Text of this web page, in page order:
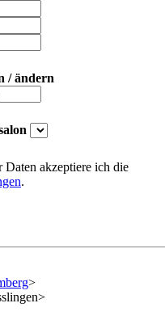
/ ändern
Daten akzeptiere ich die
.
>
>